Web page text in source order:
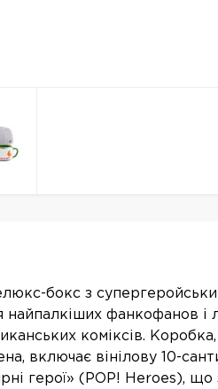
бокс з
найпалкіших фанкофанов і
коміксів.
включає вінілову 10-
герої» (POP! Heroes),